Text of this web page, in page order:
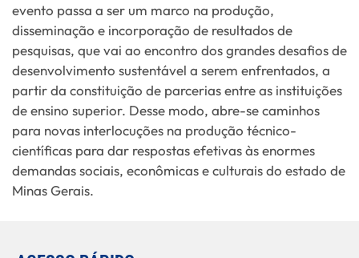
evento passa a ser um marco na produção,
disseminação e incorporação de resultados de
pesquisas, que vai ao encontro dos grandes desafios de
desenvolvimento sustentável a serem enfrentados, a
partir da constituição de parcerias entre as instituições
de ensino superior. Desse modo, abre-se caminhos
para novas interlocuções na produção técnico-
científicas para dar respostas efetivas às enormes
demandas sociais, econômicas e culturais do estado de
Minas Gerais.